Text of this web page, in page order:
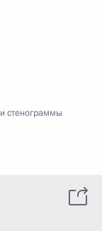
стенограммы